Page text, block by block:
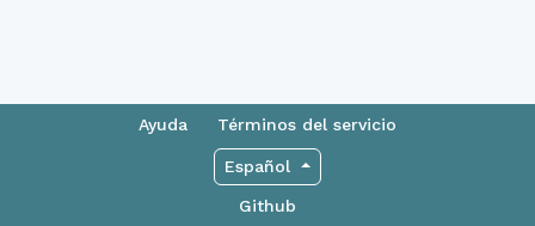
Ayuda Términos del servicio
Español
Github